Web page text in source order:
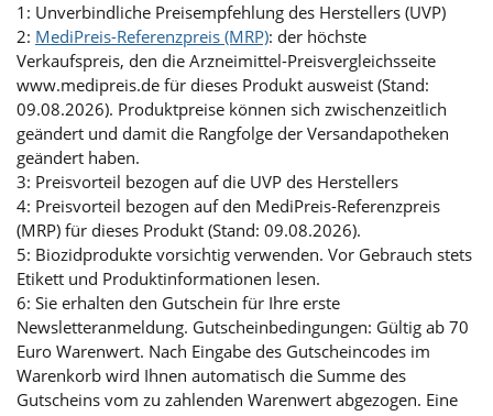
1: Unverbindliche Preisempfehlung des Herstellers (UVP)
2: MediPreis-Referenzpreis (MRP): der höchste
Verkaufspreis, den die Arzneimittel-Preisvergleichsseite
www.medipreis.de für dieses Produkt ausweist (Stand:
09.08.2026). Produktpreise können sich zwischenzeitlich
geändert und damit die Rangfolge der Versandapotheken
geändert haben.
3: Preisvorteil bezogen auf die UVP des Herstellers
4: Preisvorteil bezogen auf den MediPreis-Referenzpreis
(MRP) für dieses Produkt (Stand: 09.08.2026).
5: Biozidprodukte vorsichtig verwenden. Vor Gebrauch stets
Etikett und Produktinformationen lesen.
6: Sie erhalten den Gutschein für Ihre erste
Newsletteranmeldung. Gutscheinbedingungen: Gültig ab 70
Euro Warenwert. Nach Eingabe des Gutscheincodes im
Warenkorb wird Ihnen automatisch die Summe des
Gutscheins vom zu zahlenden Warenwert abgezogen. Eine